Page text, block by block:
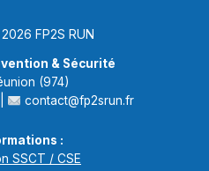
FP2S RUN
& Sécurité
(974)
contact@fp2srun.fr
:
SSCT / CSE